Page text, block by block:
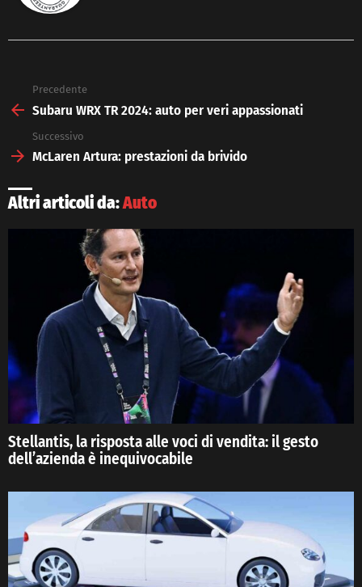
more
Precedente
Subaru WRX TR 2024: auto per veri appassionati
Successivo
McLaren Artura: prestazioni da brivido
Altri articoli da:Auto
Stellantis, la risposta alle voci di vendita: il gesto
dell’azienda è inequivocabile